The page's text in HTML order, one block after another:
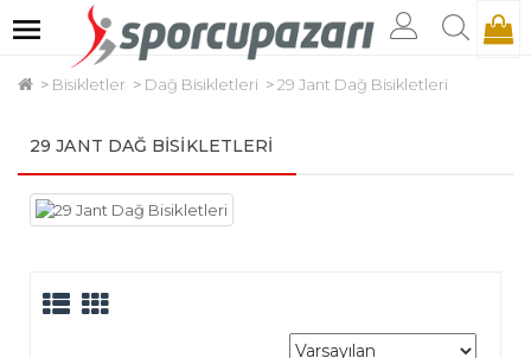
Bisikletler Dağ Bisikletleri 29 Jant Dağ Bisikletleri
29 JANT DAĞ BISIKLETLERI